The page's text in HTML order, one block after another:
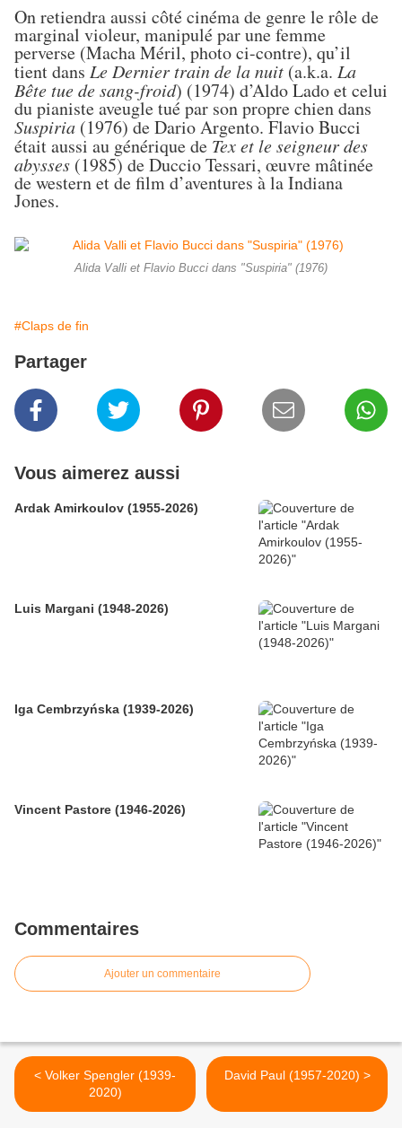
On retiendra aussi côté cinéma de genre le rôle de
marginal violeur, manipulé par une femme
perverse (Macha Méril, photo ci-contre), qu’il
tient dans Le Dernier train de la nuit (a.k.a. La
Bête tue de sang-froid) (1974) d’Aldo Lado et celui
du pianiste aveugle tué par son propre chien dans
Suspiria (1976) de Dario Argento. Flavio Bucci
était aussi au générique de Tex et le seigneur des
abysses (1985) de Duccio Tessari, œuvre mâtinée
de western et de film d’aventures à la Indiana
Jones.
Alida Valli et Flavio Bucci dans "Suspiria" (1976)
#Claps de fin
Partager
Vous aimerez aussi
Ardak Amirkoulov (1955-2026)
Luis Margani (1948-2026)
Iga Cembrzyńska (1939-2026)
Vincent Pastore (1946-2026)
Commentaires
Ajouter un commentaire
< Volker Spengler (1939-
2020)
David Paul (1957-2020) >